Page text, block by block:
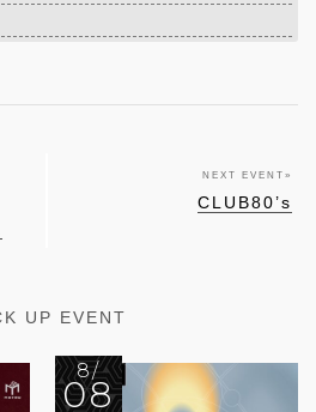
NEXT EVENT »
CLUB80’s
UP EVENT
8/
08